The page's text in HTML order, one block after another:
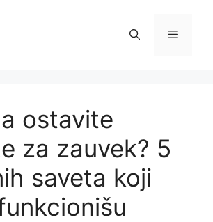
Menu
ostavite
za zauvek? 5
saveta koji